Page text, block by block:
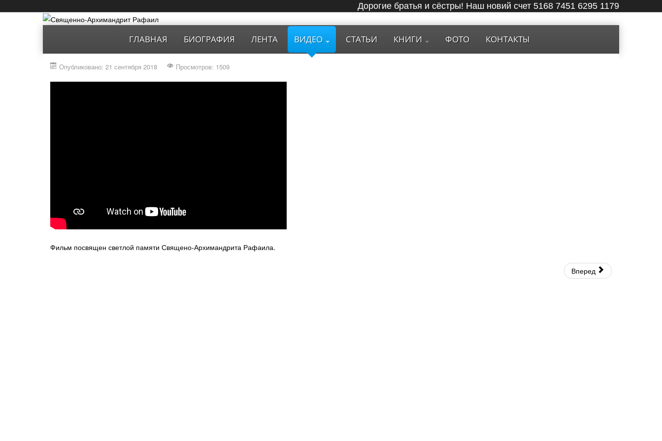
Дорогие братья и сёстры! Наш новий счет 5168 7451 6295 1179
ГЛАВНАЯ БИОГРАФИЯ ЛЕНТА ВИДЕО СТАТЬИ КНИГИ ФОТО КОНТАКТЫ
Опубликовано: 21 сентября 2018 Просмотров: 1509
Фильм посвящен светлой памяти Священо-Архимандрита Рафаила.
Вперед